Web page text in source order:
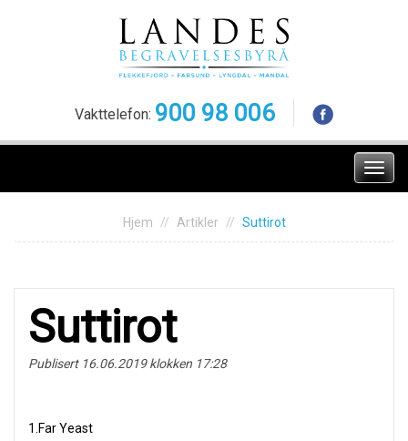
Vakttelefon: 900 98 006
Meny
Hjem Artikler Suttirot
Suttirot
Publisert 16.06.2019 klokken 17:28
1.Far Yeast